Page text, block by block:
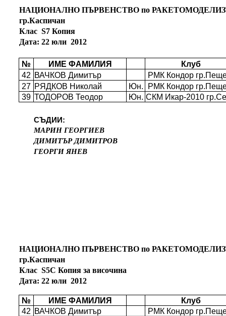
НАЦИОНАЛНО ПЪРВЕНСТВО по
гр.Каспичан
Клас S7 Копия
Дата: 22 юли 2012
№ ИМЕ ФАМИЛИЯ
Клуб
42 ВАЧКОВ Димитър
РМК Кондор
27 РЯДКОВ Николай Юн.
РМК Кондор
39 ТОДОРОВ Теодор Юн. СКМ Икар-2010
СЪДИИ:
МАРИН ГЕОРГИЕВ
ДИМИТЪР ДИМИТРОВ
ГЕОРГИ ЯНЕВ
НАЦИОНАЛНО ПЪРВЕНСТВО по
гр.Каспичан
Клас S5C Копия за височина
Дата: 22 юли 2012
№ ИМЕ ФАМИЛИЯ
Клуб
42 ВАЧКОВ Димитър РМК Кондор